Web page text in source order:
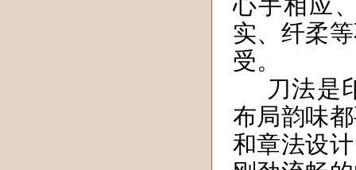
心手相应
实、纤柔
受。
刀法是
布局韵味
和章法设